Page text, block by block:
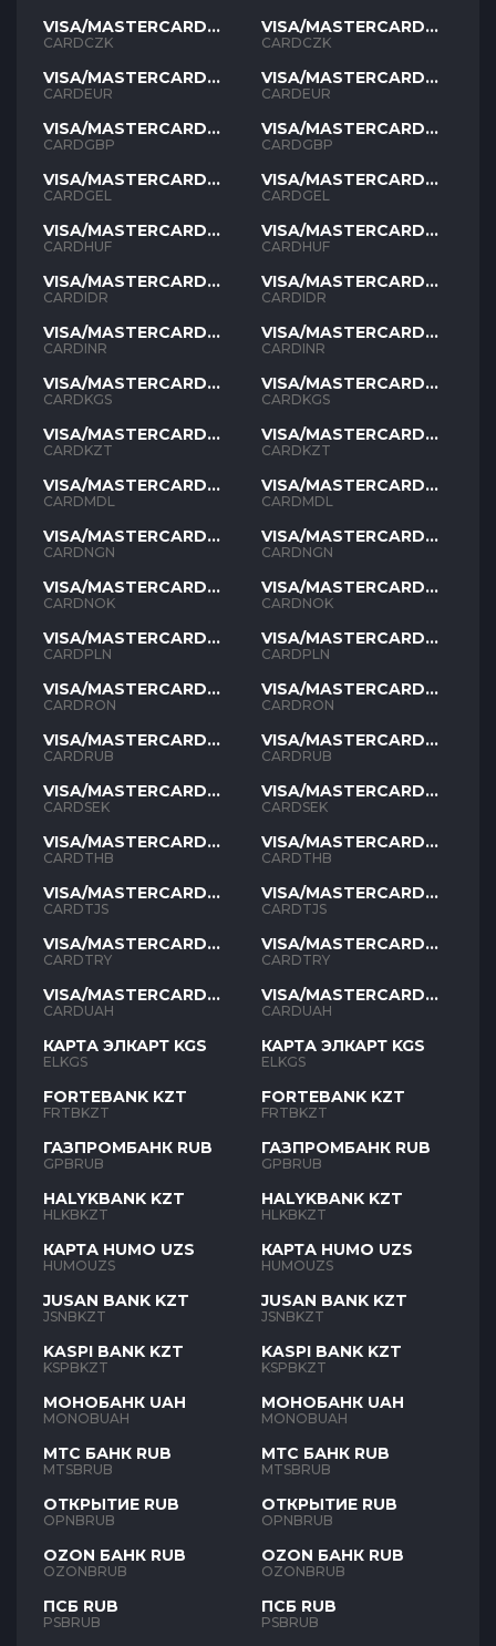
VISA/MASTERCARD
CZK
CARDCZK
VISA/MASTERCARD
EUR
CARDEUR
VISA/MASTERCARD
GBP
CARDGBP
VISA/MASTERCARD
GEL
CARDGEL
VISA/MASTERCARD
HUF
CARDHUF
VISA/MASTERCARD
IDR
CARDIDR
VISA/MASTERCARD
INR
CARDINR
VISA/MASTERCARD
KGS
CARDKGS
VISA/MASTERCARD
KZT
CARDKZT
VISA/MASTERCARD
MDL
CARDMDL
VISA/MASTERCARD
NGN
CARDNGN
VISA/MASTERCARD
NOK
CARDNOK
VISA/MASTERCARD
PLN
CARDPLN
VISA/MASTERCARD
RON
CARDRON
VISA/MASTERCARD
RUB
CARDRUB
VISA/MASTERCARD
SEK
CARDSEK
VISA/MASTERCARD
THB
CARDTHB
VISA/MASTERCARD
TJS
CARDTJS
VISA/MASTERCARD
TYR
CARDTRY
VISA/MASTERCARD
UAH
CARDUAH
КАРТА ЭЛКАРТ KGS
ELKGS
FORTEBANK KZT
FRTBKZT
ГАЗПРОМБАНК RUB
GPBRUB
HALYKBANK KZT
HLKBKZT
КАРТА HUMO UZS
HUMOUZS
JUSAN BANK KZT
JSNBKZT
KASPI BANK KZT
KSPBKZT
МОНОБАНК UAH
MONOBUAH
МТС БАНК RUB
MTSBRUB
ОТКРЫТИЕ RUB
OPNBRUB
OZON БАНК RUB
OZONBRUB
ПСБ RUB
PSBRUB
VISA/MASTERCARD
CZK
CARDCZK
VISA/MASTERCARD
EUR
CARDEUR
VISA/MASTERCARD
GBP
CARDGBP
VISA/MASTERCARD
GEL
CARDGEL
VISA/MASTERCARD
HUF
CARDHUF
VISA/MASTERCARD
IDR
CARDIDR
VISA/MASTERCARD
INR
CARDINR
VISA/MASTERCARD
KGS
CARDKGS
VISA/MASTERCARD
KZT
CARDKZT
VISA/MASTERCARD
MDL
CARDMDL
VISA/MASTERCARD
NGN
CARDNGN
VISA/MASTERCARD
NOK
CARDNOK
VISA/MASTERCARD
PLN
CARDPLN
VISA/MASTERCARD
RON
CARDRON
VISA/MASTERCARD
RUB
CARDRUB
VISA/MASTERCARD
SEK
CARDSEK
VISA/MASTERCARD
THB
CARDTHB
VISA/MASTERCARD
TJS
CARDTJS
VISA/MASTERCARD
TYR
CARDTRY
VISA/MASTERCARD
UAH
CARDUAH
КАРТА ЭЛКАРТ KGS
ELKGS
FORTEBANK KZT
FRTBKZT
ГАЗПРОМБАНК RUB
GPBRUB
HALYKBANK KZT
HLKBKZT
КАРТА HUMO UZS
HUMOUZS
JUSAN BANK KZT
JSNBKZT
KASPI BANK KZT
KSPBKZT
МОНОБАНК UAH
MONOBUAH
МТС БАНК RUB
MTSBRUB
ОТКРЫТИЕ RUB
OPNBRUB
OZON БАНК RUB
OZONBRUB
ПСБ RUB
PSBRUB